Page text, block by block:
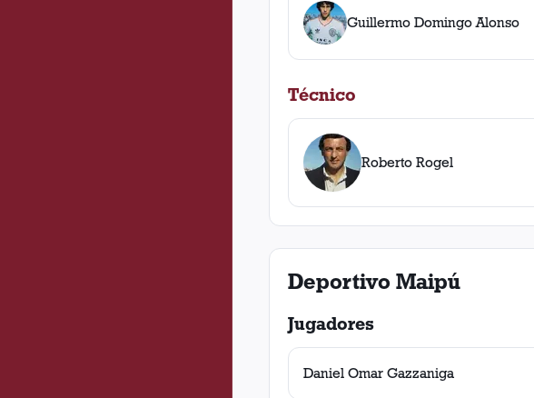
Guillermo Domingo Alonso
Técnico
Roberto Rogel
Deportivo Maipú
Jugadores
Daniel Omar Gazzaniga